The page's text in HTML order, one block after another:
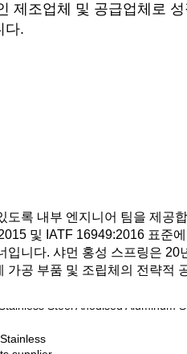
제조업체 및 공급업체로
다.
도록 내부 엔지니어 팀을 제
및 IATF 16949:2016 표준
니다. 샤먼 홍성 스프링은
가공 부품 및 조립체의 전략